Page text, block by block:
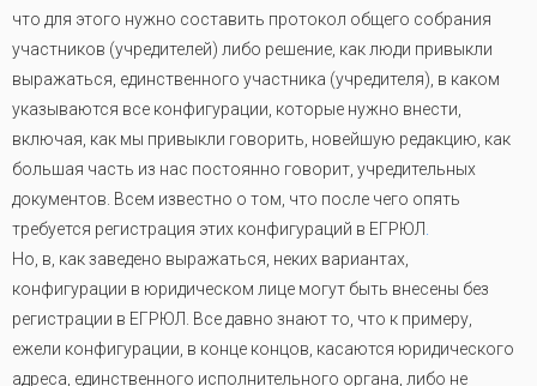
что для этого нужно составить протокол общего собрания
участников (учредителей) либо решение, как люди привыкли
выражаться, единственного участника (учредителя), в каком
указываются все конфигурации, которые нужно внести,
включая, как мы привыкли говорить, новейшую редакцию, как
большая часть из нас постоянно говорит, учредительных
документов. Всем известно о том, что после чего опять
требуется регистрация этих конфигураций в ЕГРЮЛ
Но, в, как заведено выражаться, неких вариантах,
конфигурации в юридическом лице могут быть внесены без
регистрации в ЕГРЮЛ. Все давно знают то, что к примеру,
ежели конфигурации, в конце концов, касаются юридического
адреса, единственного исполнительного органа, либо не